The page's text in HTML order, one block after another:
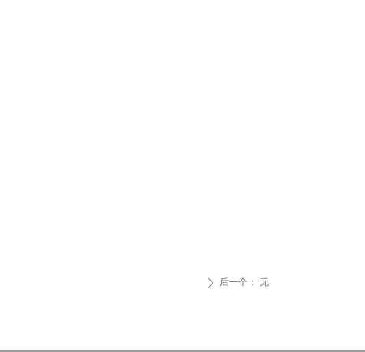
ꄲ 后一个： 无